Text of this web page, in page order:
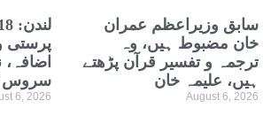
پرستی
اضافہ،
سروس
6, 2026
سابق وزیراعظم عمران
خان مضبوط ہیں، وہ
ترجمہ و تفسیر قرآن پڑھتے
ہیں، علیمہ خان
August 6, 2026